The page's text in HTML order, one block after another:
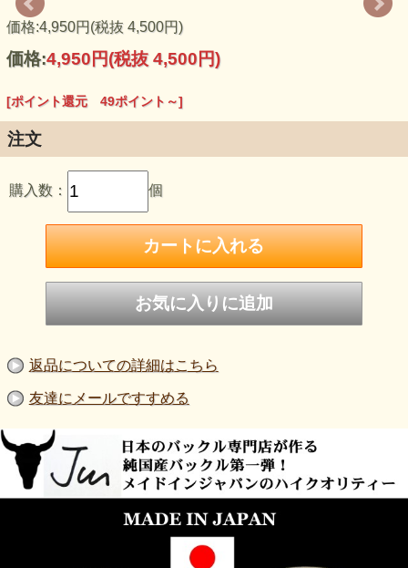
価格:4,950円(税抜 4,500円)
価格:4,950円(税抜 4,500円)
[ポイント還元 49ポイント～]
注文
購入数： 個
返品についての詳細はこちら
友達にメールですすめる